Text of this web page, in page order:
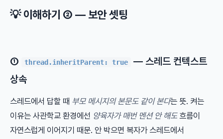
💡 이해하기 ② — 보안 셋팅
① thread.inheritParent: true
— 스레드 컨텍스트
상속
스레드에서 답할 때 부모 메시지의 본문도 같이 본다는 뜻. 켜는
이유는 사관학교 환경에선 양육자가 매번 멘션 안 해도흐름이
자연스럽게 이어지기 때문. 안 박으면 복자가 스레드에서